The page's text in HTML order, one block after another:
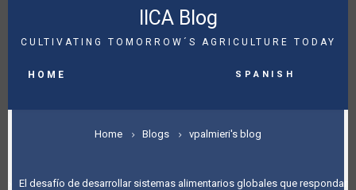
IICA Blog
CULTIVATING TOMORROW´S AGRICULTURE TODAY
NAVIGATION
HOME Spanish
BREADCRUMB
Home Blogs vpalmieri's blog
El desafío de desarrollar sistemas alimentarios globales que respondan